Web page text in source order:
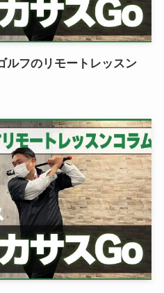
ルフのリモートレッスン